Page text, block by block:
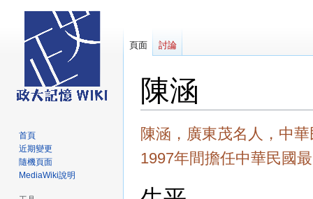
陳涵
跳
至
導
跳
至
搜
陳涵，廣東茂名人，中
1997年間擔任中華民國
頁面 討論
首頁
近期變更
隨機頁面
MediaWiki說明